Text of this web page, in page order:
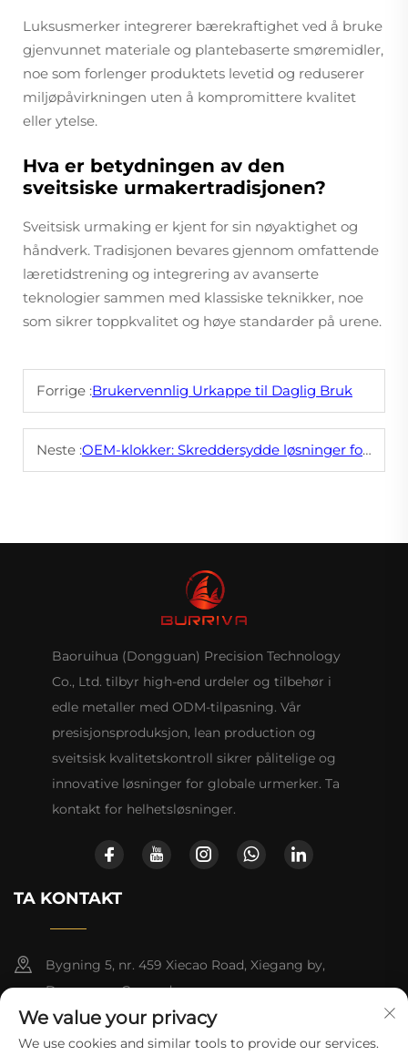
Luksusmerker integrerer bærekraftighet ved å bruke
gjenvunnet materiale og plantebaserte smøremidler,
noe som forlenger produktets levetid og reduserer
miljøpåvirkningen uten å kompromittere kvalitet
eller ytelse.
Hva er betydningen av den
sveitsiske urmakertradisjonen?
Sveitsisk urmaking er kjent for sin nøyaktighet og
håndverk. Tradisjonen bevares gjennom omfattende
læretidstrening og integrering av avanserte
teknologier sammen med klassiske teknikker, noe
som sikrer toppkvalitet og høye standarder på urene.
Forrige :Brukervennlig Urkappe til Daglig Bruk
Neste :OEM-klokker: Skreddersydde løsninger for merkevarer
Baoruihua (Dongguan) Precision Technology
Co., Ltd. tilbyr high-end urdeler og tilbehør i
edle metaller med ODM-tilpasning. Vår
presisjonsproduksjon, lean production og
sveitsisk kvalitetskontroll sikrer pålitelige og
innovative løsninger for globale urmerker. Ta
kontakt for helhetsløsninger.
TA KONTAKT
Bygning 5, nr. 459 Xiecao Road, Xiegang by,
Dongguan, Guangdong
+86-13790150928
We value your privacy
We use cookies and similar tools to provide our services.